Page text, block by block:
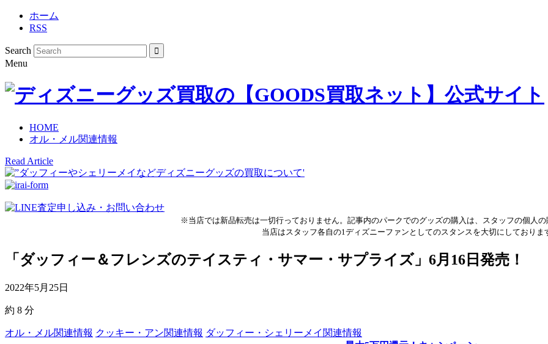
ホーム
RSS
Search
Menu
HOME
オル・メル関連情報
Read Article
※当店では新品転売は一切行っておりません。記事内のパークでのグッズの購入は、スタッフの個人の
当店はスタッフ各自の1ディズニーファンとしてのスタンスを大切にしておりま
「ダッフィー＆フレンズのテイスティ・サマー・サプライズ」6月16日発売！
2022年5月25日
約 8 分
オル・メル関連情報 クッキー・アン関連情報 ダッフィー・シェリーメイ関連情報